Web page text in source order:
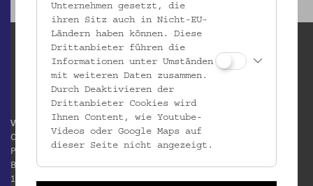
Volkskundemuseum Wien
Otto Wagner Areal
Pavillon 1
Baumgartner Höhe 1
1140 Wien
Unternehmen gesetzt, die
ihren Sitz auch in Nicht-EU-
Ländern haben können. Diese
Drittanbieter führen die
Informationen unter Umständen
mit weiteren Daten zusammen.
Durch Deaktivieren der
Drittanbieter Cookies wird
Ihnen Content, wie Youtube-
Videos oder Google Maps auf
dieser Seite nicht angezeigt.